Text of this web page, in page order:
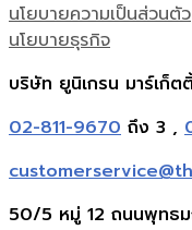
นโยบายความเป็นส่วนตัว
นโยบายธุรกิจ
บริษัท ยูนิเกรน มาร์เก็
02-811-9670 ถึง 3 ,
50/5 หมู่ 12 ถนนพุทธ